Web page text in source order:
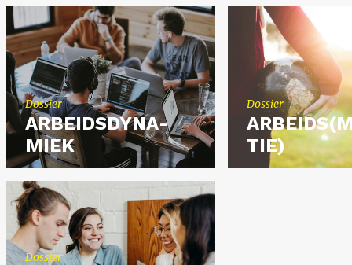
Dos­sier
AR­BEIDS­DY­NA­
MIEK
Dos­sier
TIE)
Dos­sier